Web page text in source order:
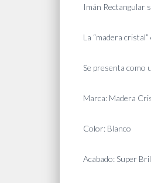
Imán Rectangular
La “madera
Se presenta como
Marca: Madera
Color: Blanco
Acabado: Super